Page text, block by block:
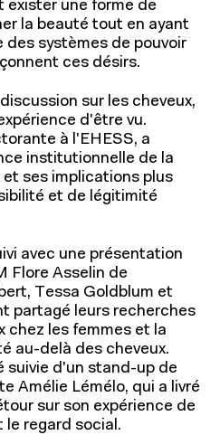
exister une forme de
la beauté tout en ayant
systèmes de pouvoir
ces désirs.
sur les cheveux,
d'être vu.
à l'EHESS, a
institutionnelle de la
ses implications plus
et de légitimité
avec une présentation
Flore Asselin de
Tessa Goldblum et
partagé leurs recherches
chez les femmes et la
au-delà des cheveux.
suivie d'un stand-up de
Amélie Lémélo, qui a livré
sur son expérience de
le regard social.